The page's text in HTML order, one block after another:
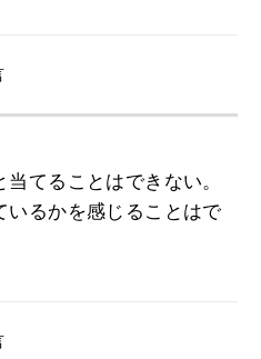
てることはできない。
いるかを感じることはで